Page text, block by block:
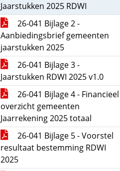
Jaarstukken 2025 RDWI
26-041 Bijlage 2 -
Aanbiedingsbrief gemeenten
jaarstukken 2025
26-041 Bijlage 3 -
Jaarstukken RDWI 2025 v1.0
26-041 Bijlage 4 - Financieel
overzicht gemeenten
Jaarrekening 2025 totaal
26-041 Bijlage 5 - Voorstel
resultaat bestemming RDWI
2025